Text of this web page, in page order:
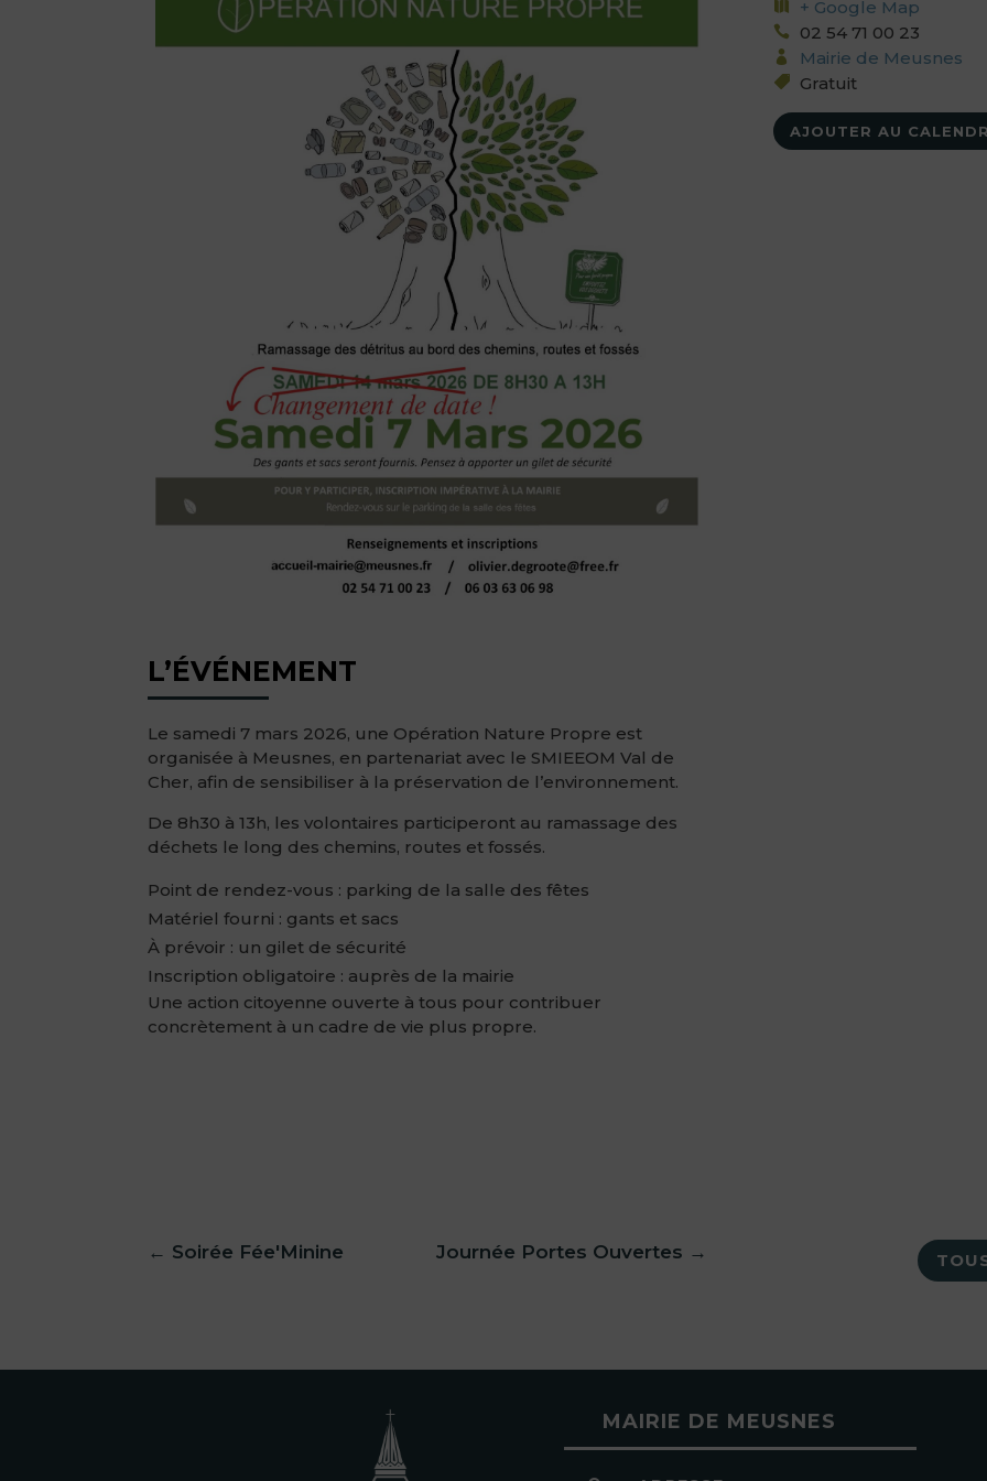
L’ÉVÉNEMENT
Le samedi 7 mars 2026, une Opération Nature Propre est
organisée à Meusnes, en partenariat avec le SMIEEOM Val de
Cher, afin de sensibiliser à la préservation de l’environnement.
De 8h30 à 13h, les volontaires participeront au ramassage des
déchets le long des chemins, routes et fossés.
Point de rendez-vous : parking de la salle des fêtes
Matériel fourni : gants et sacs
À prévoir : un gilet de sécurité
Inscription obligatoire : auprès de la mairie
Une action citoyenne ouverte à tous pour contribuer
concrètement à un cadre de vie plus propre.
+ Google Map
02 54 71 00 23
Mairie de Meusnes
Gratuit
AJOUTER AU
← Soirée Fée'Minine Journée Portes Ouvertes →
MAIRIE DE MEUSNES